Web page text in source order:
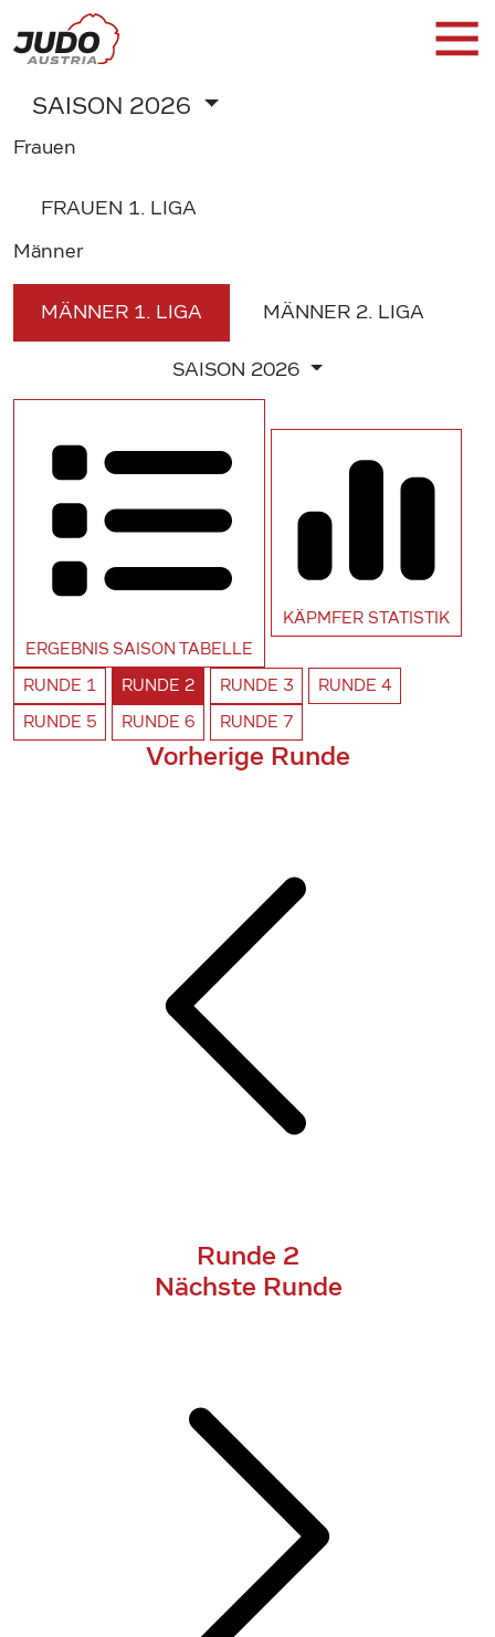
SAISON 2026
Frauen
FRAUEN 1. LIGA
Männer
MÄNNER 1. LIGA MÄNNER 2. LIGA
SAISON 2026
ERGEBNIS SAISON TABELLE
KÄPMFER STATISTIK
RUNDE 1 RUNDE 2 RUNDE 3 RUNDE 4
RUNDE 5 RUNDE 6 RUNDE 7
Vorherige Runde
Runde 2
Nächste Runde